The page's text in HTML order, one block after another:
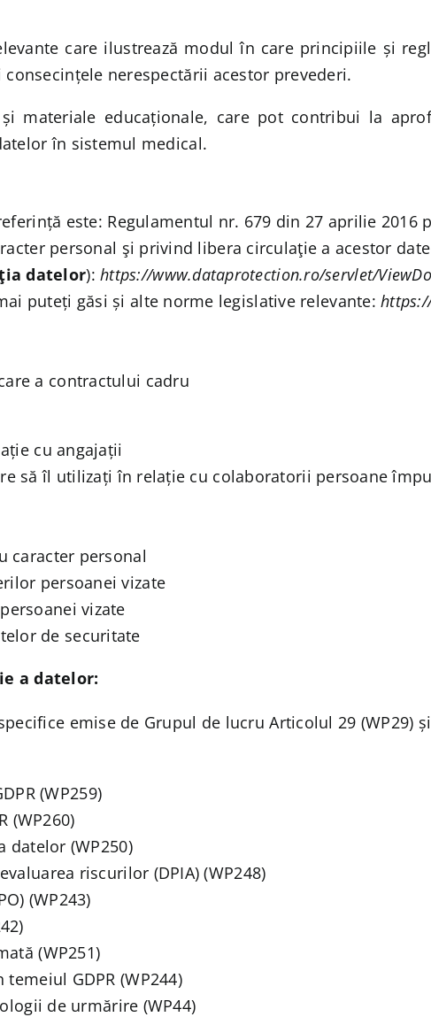
care ilustrează modul în care principiile și
nerespectării acestor prevederi.
materiale educaționale, care pot contribui la
în sistemul medical.
este: Regulamentul nr. 679 din 27 aprilie 2016
personal şi privind libera circulaţie a acestor
datelor):https://www.dataprotection.ro/servlet/
puteți găsi și alte norme legislative relevante:
a contractului cadru
cu angajații
să îl utilizați în relație cu colaboratorii persoane
caracter personal
persoanei vizate
vizate
de securitate
a datelor:
emise de Grupul de lucru Articolul 29 (WP29)
(WP259)
(WP260)
(WP250)
riscurilor (DPIA) (WP248)
(WP243)
(WP251)
GDPR (WP244)
de urmărire (WP44)